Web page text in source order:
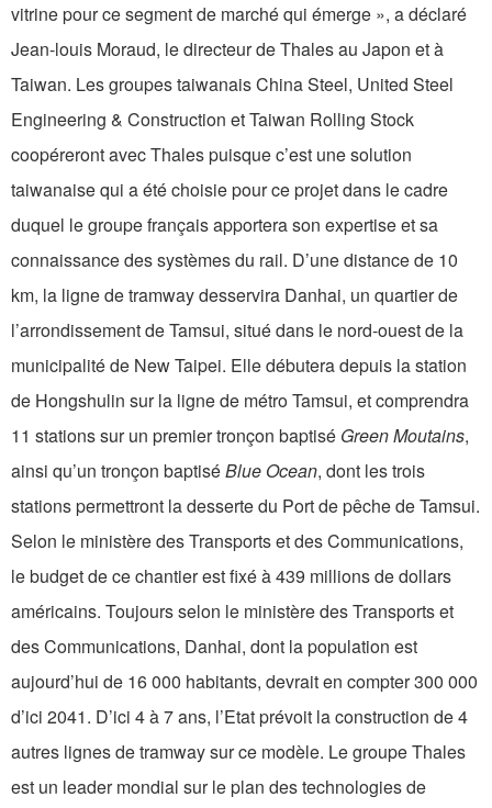
vitrine pour ce segment de marché qui émerge », a déclaré
Jean-louis Moraud, le directeur de Thales au Japon et à
Taiwan. Les groupes taiwanais China Steel, United Steel
Engineering & Construction et Taiwan Rolling Stock
coopéreront avec Thales puisque c’est une solution
taiwanaise qui a été choisie pour ce projet dans le cadre
duquel le groupe français apportera son expertise et sa
connaissance des systèmes du rail. D’une distance de 10
km, la ligne de tramway desservira Danhai, un quartier de
l’arrondissement de Tamsui, situé dans le nord-ouest de la
municipalité de New Taipei. Elle débutera depuis la station
de Hongshulin sur la ligne de métro Tamsui, et comprendra
11 stations sur un premier tronçon baptisé Green Moutains,
ainsi qu’un tronçon baptiséBlue Ocean, dont les trois
stations permettront la desserte du Port de pêche de Tamsui.
Selon le ministère des Transports et des Communications,
le budget de ce chantier est fixé à 439 millions de dollars
américains. Toujours selon le ministère des Transports et
des Communications, Danhai, dont la population est
aujourd’hui de 16 000 habitants, devrait en compter 300 000
d’ici 2041. D’ici 4 à 7 ans, l’Etat prévoit la construction de 4
autres lignes de tramway sur ce modèle. Le groupe Thales
est un leader mondial sur le plan des technologies de